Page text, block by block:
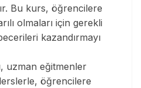
Bu kurs, öğrencilere
olmaları için gerekli
kazandırmayı
uzman eğitmenler
öğrencilere